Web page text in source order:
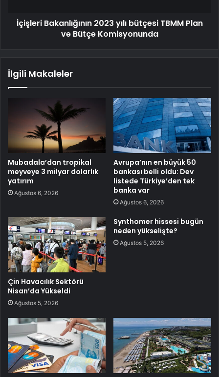
İçişleri Bakanlığının 2023 yılı bütçesi TBMM Plan
ve Bütçe Komisyonunda
İlgili Makaleler
Mubadala’dan tropikal
meyveye 3 milyar dolarlık
yatırım
Ağustos 6, 2026
Avrupa’nın en büyük 50
bankası belli oldu: Dev
listede Türkiye’den tek
banka var
Ağustos 6, 2026
Çin Havacılık Sektörü
Nisan’da Yükseldi
Ağustos 5, 2026
Synthomer hissesi bugün
neden yükselişte?
Ağustos 5, 2026